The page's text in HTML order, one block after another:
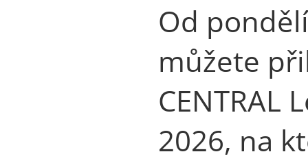
Od
můžete
CENTRAL
2026, na